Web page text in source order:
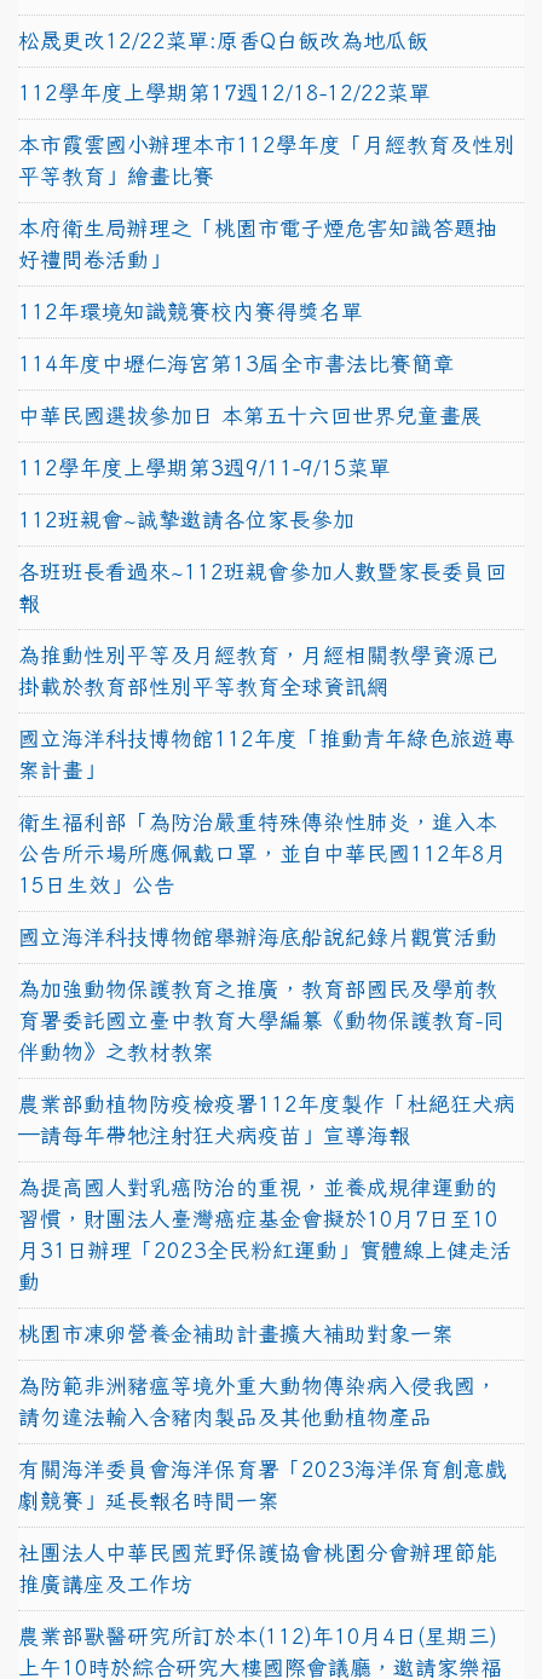
松晟更改12/22菜單:原香Q白飯改為地瓜飯
112學年度上學期第17週12/18-12/22菜單
本市霞雲國小辦理本市112學年度「月經教育及性別
平等教育」繪畫比賽
本府衛生局辦理之「桃園市電子煙危害知識答題抽
好禮問卷活動」
112年環境知識競賽校內賽得獎名單
114年度中壢仁海宮第13屆全市書法比賽簡章
中華民國選拔參加日 本第五十六回世界兒童畫展
112學年度上學期第3週9/11-9/15菜單
112班親會~誠摯邀請各位家長參加
各班班長看過來~112班親會參加人數暨家長委員回
報
為推動性別平等及月經教育，月經相關教學資源已
掛載於教育部性別平等教育全球資訊網
國立海洋科技博物館112年度「推動青年綠色旅遊專
案計畫」
衛生福利部「為防治嚴重特殊傳染性肺炎，進入本
公告所示場所應佩戴口罩，並自中華民國112年8月
15日生效」公告
國立海洋科技博物館舉辦海底船說紀錄片觀賞活動
為加強動物保護教育之推廣，教育部國民及學前教
育署委託國立臺中教育大學編纂《動物保護教育-同
伴動物》之教材教案
農業部動植物防疫檢疫署112年度製作「杜絕狂犬病
—請每年帶牠注射狂犬病疫苗」宣導海報
為提高國人對乳癌防治的重視，並養成規律運動的
習慣，財團法人臺灣癌症基金會擬於10月7日至10
月31日辦理「2023全民粉紅運動」實體線上健走活
動
桃園市凍卵營養金補助計畫擴大補助對象一案
為防範非洲豬瘟等境外重大動物傳染病入侵我國，
請勿違法輸入含豬肉製品及其他動植物產品
有關海洋委員會海洋保育署「2023海洋保育創意戲
劇競賽」延長報名時間一案
社團法人中華民國荒野保護協會桃園分會辦理節能
推廣講座及工作坊
農業部獸醫研究所訂於本(112)年10月4日(星期三)
上午10時於綜合研究大樓國際會議廳，邀請家樂福